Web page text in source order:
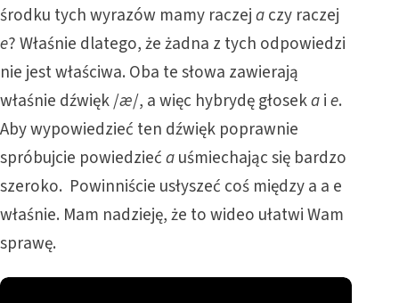
środku tych wyrazów mamy raczejaczy raczej
e? Właśnie dlatego, że żadna z tych odpowiedzi
nie jest właściwa. Oba te słowa zawierają
właśnie dźwięk /æ/, a więc hybrydę głosekaie.
Aby wypowiedzieć ten dźwięk poprawnie
spróbujcie powiedziećauśmiechając się bardzo
szeroko. Powinniście usłyszeć coś między a a e
właśnie. Mam nadzieję, że to wideo ułatwi Wam
sprawę.